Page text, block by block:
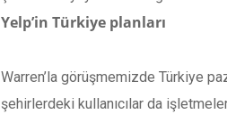
Yelp’in Türkiye planları
Warren’la görüşmemizde Türkiye
şehirlerdeki kullanıcılar da